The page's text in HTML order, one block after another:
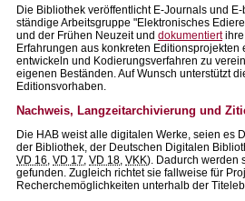
Die Bibliothek veröffentlicht E-Journals und
ständige Arbeitsgruppe "Elektronisches
und der Frühen Neuzeit und dokumentiertihre
Erfahrungen aus konkreten
entwickeln und Kodierungsverfahren zu
eigenen Beständen. Auf Wunsch unterstützt
Editionsvorhaben.
Nachweis, Langzeitarchivierung und
Die HAB weist alle digitalen Werke, seien es
der Bibliothek, der Deutschen Digitalen
VD 16 VD 17 VD 18 VKK). Dadurch werden
gefunden. Zugleich richtet sie fallweise für
Recherchemöglichkeiten unterhalb der